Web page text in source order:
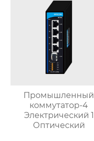
Промышленный
коммутатор-4
Электрический 1
Оптический